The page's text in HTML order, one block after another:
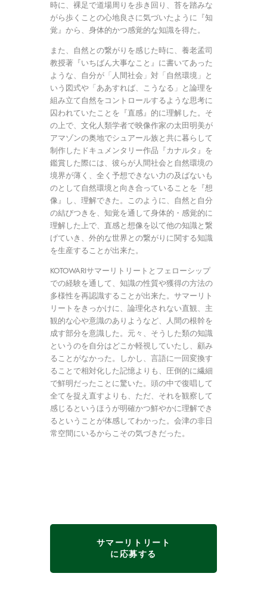
時に、裸足で道場周りを歩き回り、苔を踏みな
がら歩くことの心地良さに気づいたように『知
覚』から、身体的かつ感覚的な知識を得た。
また、自然との繋がりを感じた時に、養老孟司
教授著『いちばん大事なこと』に書いてあった
ような、自分が「人間社会」対「自然環境」と
いう図式や「ああすれば、こうなる」と論理を
組み立て自然をコントロールするような思考に
囚われていたことを『直感』的に理解した。そ
の上で、文化人類学者で映像作家の太田明美が
アマゾンの奥地でシュアール族と共に暮らして
制作したドキュメンタリー作品『カナルタ』を
鑑賞した際には、彼らが人間社会と自然環境の
境界が薄く、全く予想できない力の及ばないも
のとして自然環境と向き合っていることを『想
像』し、理解できた。このように、自然と自分
の結びつきを、知覚を通して身体的・感覚的に
理解した上で、直感と想像を以て他の知識と繋
げていき、外的な世界との繋がりに関する知識
を生産することが出来た。
KOTOWARIサマーリトリートとフェローシップ
での経験を通して、知識の性質や獲得の方法の
多様性を再認識することが出来た。サマーリト
リートをきっかけに、論理化されない直観、主
観的な心や意識のありようなど、人間の根幹を
成す部分を意識した。元々、そうした類の知識
というのを自分はどこか軽視していたし、顧み
ることがなかった。しかし、言語に一回変換す
ることで相対化した記憶よりも、圧倒的に繊細
で鮮明だったことに驚いた。頭の中で復唱して
全てを捉え直すよりも、ただ、それを観察して
感じるというほうが明確かつ鮮やかに理解でき
るということが体感してわかった。会津の非日
常空間にいるからこその気づきだった。
サマーリトリート
に応募する